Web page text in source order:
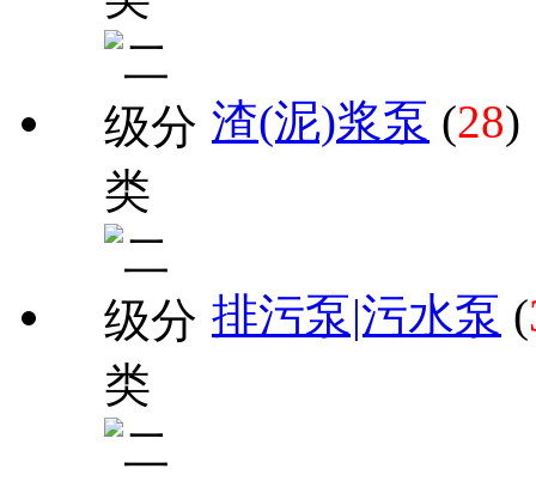
渣(泥)浆泵 (28)
排污泵|污水泵 (